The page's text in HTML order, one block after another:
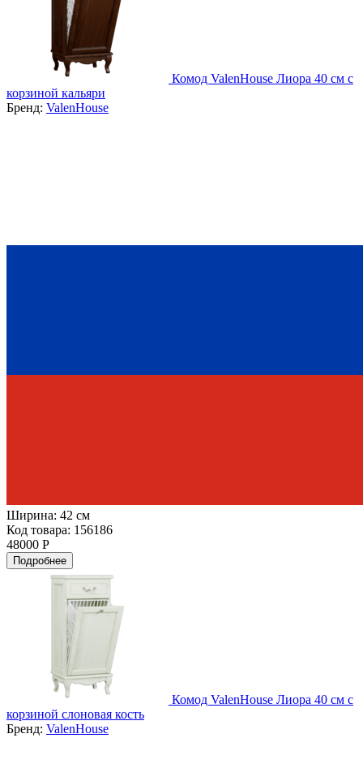
Комод ValenHouse Лиора 40 см с
корзиной кальяри
Бренд: ValenHouse
Ширина: 42 см
Код товара: 156186
48000 Р
Подробнее
Комод ValenHouse Лиора 40 см с
корзиной слоновая кость
Бренд: ValenHouse